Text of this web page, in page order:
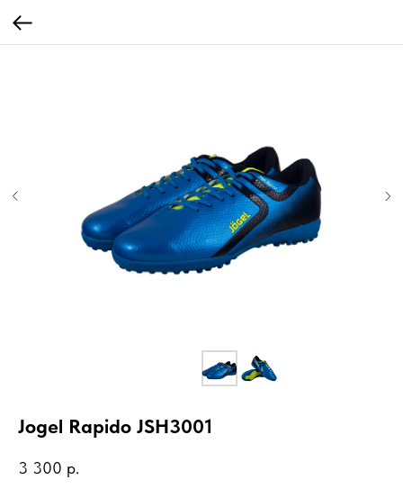
Jogel Rapido JSH3001
3 300 р.